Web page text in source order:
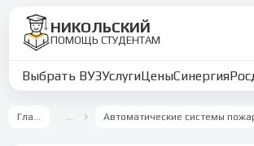
НИКОЛЬСКИЙ
ПОМОЩЬ СТУДЕНТАМ
Выбрать ВУЗУслугиЦеныСинергия
Главная …